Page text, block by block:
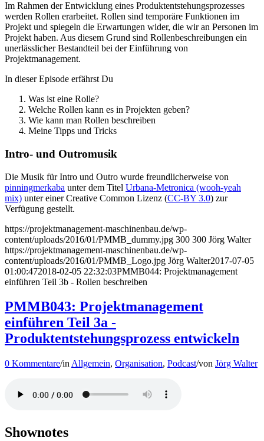
Im Rahmen der Entwicklung eines Produktentstehungsprozesses
werden Rollen erarbeitet. Rollen sind temporäre Funktionen im
Projekt und spiegeln die Erwartungen wider, die wir an Personen im
Projekt haben. Aus diesem Grund sind Rollenbeschreibungen ein
unerlässlicher Bestandteil bei der Einführung von
Projektmanagement.
In dieser Episode erfährst Du
Was ist eine Rolle?
Welche Rollen kann es in Projekten geben?
Wie kann man Rollen beschreiben
Meine Tipps und Tricks
Intro- und Outromusik
Die Musik für Intro und Outro wurde freundlicherweise von
pinningmerkaba unter dem Titel Urbana-Metronica (wooh-yeah
mix) unter einer Creative Common Lizenz (CC-BY 3.0) zur
Verfügung gestellt.
https://projektmanagement-maschinenbau.de/wp-
content/uploads/2016/01/PMMB_dummy.jpg 300 300 Jörg Walter
https://projektmanagement-maschinenbau.de/wp-
content/uploads/2016/01/PMMB_Logo.jpg Jörg Walter2017-07-05
01:00:472018-02-05 22:32:03PMMB044: Projektmanagement
einführen Teil 3b - Rollen beschreiben
PMMB043: Projektmanagement
einführen Teil 3a -
Produktentstehungsprozess entwickeln
0 Kommentare/in Allgemein, Organisation, Podcast/von Jörg Walter
Shownotes